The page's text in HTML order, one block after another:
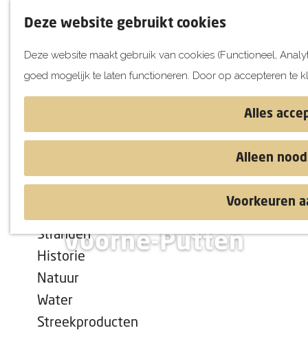
Deze website gebruikt cookies
Deze website maakt gebruik van cookies (Functioneel,
goed mogelijk te laten functioneren. Door op accepteren te
Alles
Alleen
Voorkeuren
e
UITagenda
Morgen
Dit weekend
Stranden
Historie
Natuur
Water
Streekproducten
Vier de winter op
Voorne-Putten